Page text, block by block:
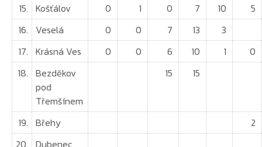
15. Košťálov 0 1 0 7 10
5
16.
Veselá 0 0 7 13
3
17. Krásná Ves 0 0 6 10 1
0
18. Bezděkov
pod
Třemšínem
15 15
19. Břehy
2
20. Dubenec